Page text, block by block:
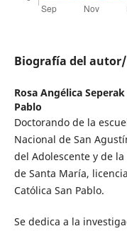
Biografía del
Rosa Angélica
Pablo
Doctorando de la
Nacional de San
del Adolescente y de
de Santa María,
Católica San Pablo.
Se dedica a la